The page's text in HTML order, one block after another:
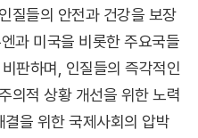
질들의 안전과 건강을 보장
과 미국을 비롯한 주요국들
판하며, 인질들의 즉각적인
의적 상황 개선을 위한 노력
을 위한 국제사회의 압박